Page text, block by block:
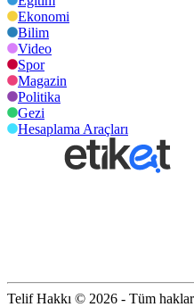
Ekonomi
Bilim
Video
Spor
Magazin
Politika
Gezi
Hesaplama Araçları
Telif Hakkı © 2026 - Tüm